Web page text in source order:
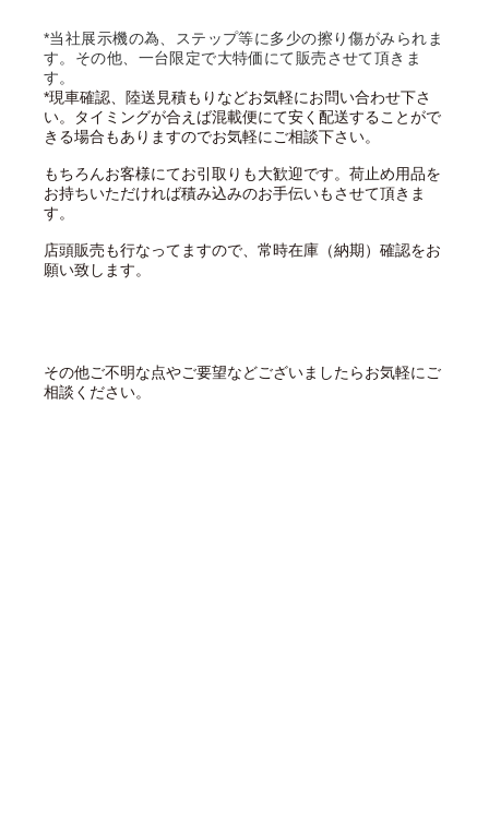
*当社展示機の為、ステップ等に多少の擦り傷がみられま
す。その他、一台限定で大特価にて販売させて頂きま
す。
*現車確認、陸送見積もりなどお気軽にお問い合わせ下さ
い。タイミングが合えば混載便にて安く配送することがで
きる場合もありますのでお気軽にご相談下さい。
もちろんお客様にてお引取りも大歓迎です。荷止め用品を
お持ちいただければ積み込みのお手伝いもさせて頂きま
す。
店頭販売も行なってますので、常時在庫（納期）確認をお
願い致します。
その他ご不明な点やご要望などございましたらお気軽にご
相談ください。